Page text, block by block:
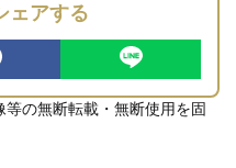
ェアする
の無断転載・無断使用を固